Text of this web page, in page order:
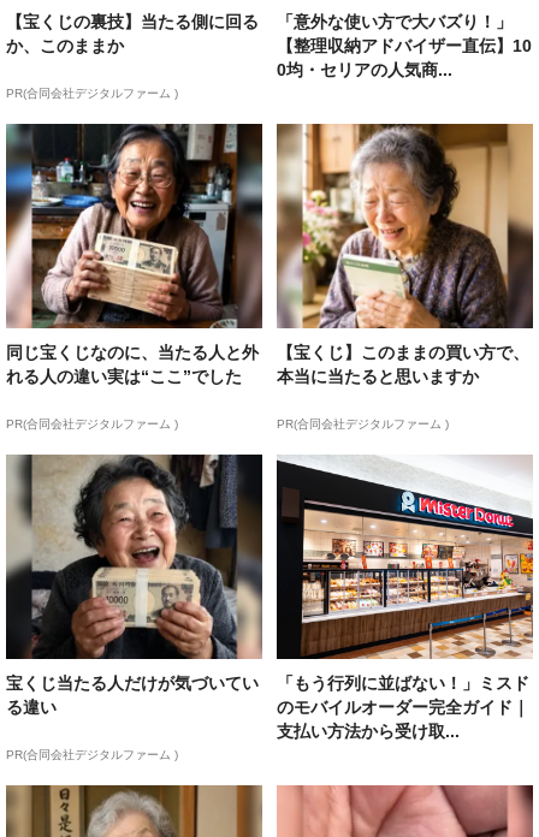
【宝くじの裏技】当たる側に回る
か、このままか
PR(合同会社デジタルファーム )
「意外な使い方で大バズり！」
【整理収納アドバイザー直伝】10
0均・セリアの人気商...
同じ宝くじなのに、当たる人と外
れる人の違い実は“ここ”でした
PR(合同会社デジタルファーム )
【宝くじ】このままの買い方で、
本当に当たると思いますか
PR(合同会社デジタルファーム )
宝くじ当たる人だけが気づいてい
る違い
PR(合同会社デジタルファーム )
「もう行列に並ばない！」ミスド
のモバイルオーダー完全ガイド｜
支払い方法から受け取...